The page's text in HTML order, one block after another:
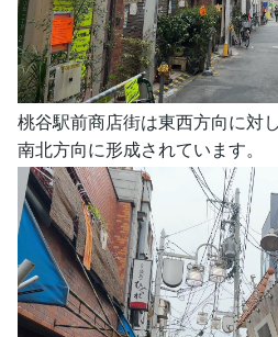
桃谷駅前商店街は東西方向に対
南北方向に形成されています。